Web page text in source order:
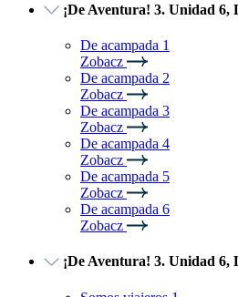
¡De Aventura! 3. Unidad 6,
De acampada 1
Zobacz
De acampada 2
Zobacz
De acampada 3
Zobacz
De acampada 4
Zobacz
De acampada 5
Zobacz
De acampada 6
Zobacz
¡De Aventura! 3. Unidad 6,